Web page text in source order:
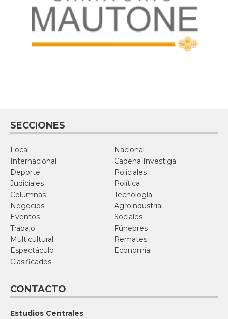
SECCIONES
Local
Nacional
Internacional
Cadena Investiga
Deporte
Policiales
Judiciales
Política
Columnas
Tecnología
Negocios
Agroindustrial
Eventos
Sociales
Trabajo
Fúnebres
Multicultural
Remates
Espectáculo
Economía
Clasificados
CONTACTO
Estudios Centrales